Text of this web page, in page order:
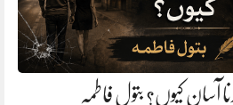
آسان کیوں؟ بتول فاطمہ